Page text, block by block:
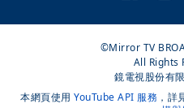
©Mirror TV
All Rights
鏡電視股份有
本網頁使用 YouTube API 服務 ，詳